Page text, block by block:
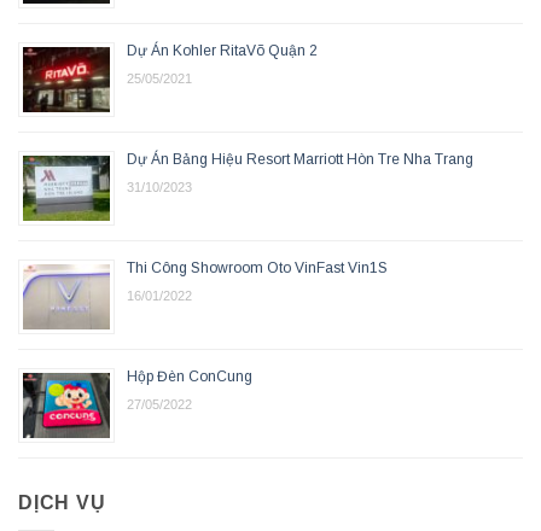
Dự Án Kohler RitaVõ Quận 2
25/05/2021
Dự Án Bảng Hiệu Resort Marriott Hòn Tre Nha Trang
31/10/2023
Thi Công Showroom Oto VinFast Vin1S
16/01/2022
Hộp Đèn ConCung
27/05/2022
DỊCH VỤ